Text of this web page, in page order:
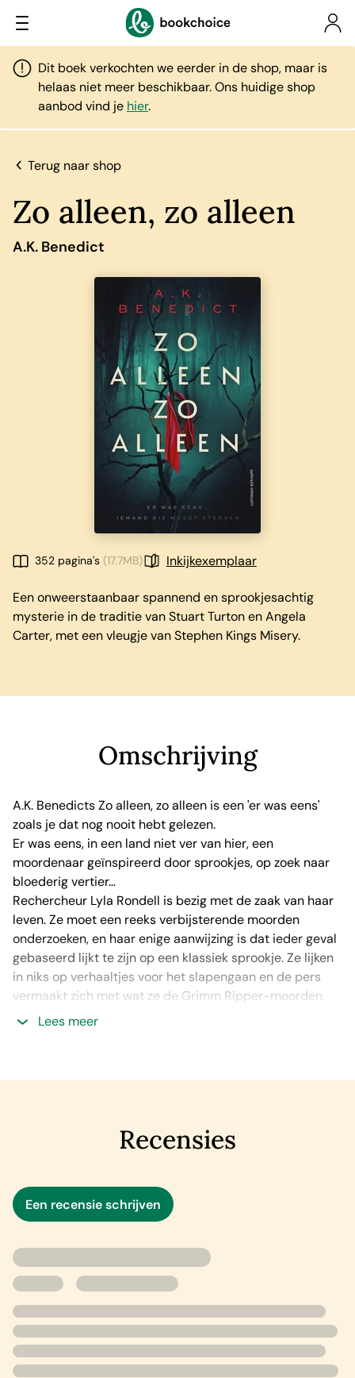
Dit boek verkochten we eerder in de shop, maar is
helaas niet meer beschikbaar. Ons huidige shop
aanbod vind je hier.
Terug naar shop
Zo alleen, zo alleen
A.K. Benedict
352 pagina's (17.7MB) Inkijkexemplaar
Een onweerstaanbaar spannend en sprookjesachtig
mysterie in de traditie van Stuart Turton en Angela
Carter, met een vleugje van Stephen Kings Misery.
Omschrijving
A.K. Benedicts Zo alleen, zo alleen is een 'er was eens'
zoals je dat nog nooit hebt gelezen.
Er was eens, in een land niet ver van hier, een
moordenaar geïnspireerd door sprookjes, op zoek naar
bloederig vertier…
Rechercheur Lyla Rondell is bezig met de zaak van haar
leven. Ze moet een reeks verbijsterende moorden
onderzoeken, en haar enige aanwijzing is dat ieder geval
gebaseerd lijkt te zijn op een klassiek sprookje. Ze lijken
in niks op verhaaltjes voor het slapengaan en de pers
vermaakt zich met wat ze de Grimm Ripper-moorden
noemen.
creatief moeten worden als ze het hoofdstuk van de
moorden wil afsluiten…
Lees meer
Recensies
Een recensie schrijven